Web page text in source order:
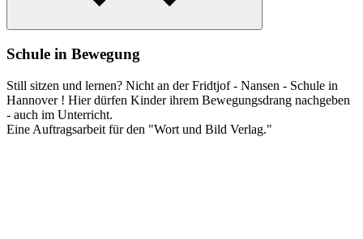
Schule in Bewegung
Still sitzen und lernen? Nicht an der Fridtjof - Nansen - Schule in
Hannover ! Hier dürfen Kinder ihrem Bewegungsdrang nachgeben
- auch im Unterricht.
Eine Auftragsarbeit für den "Wort und Bild Verlag."